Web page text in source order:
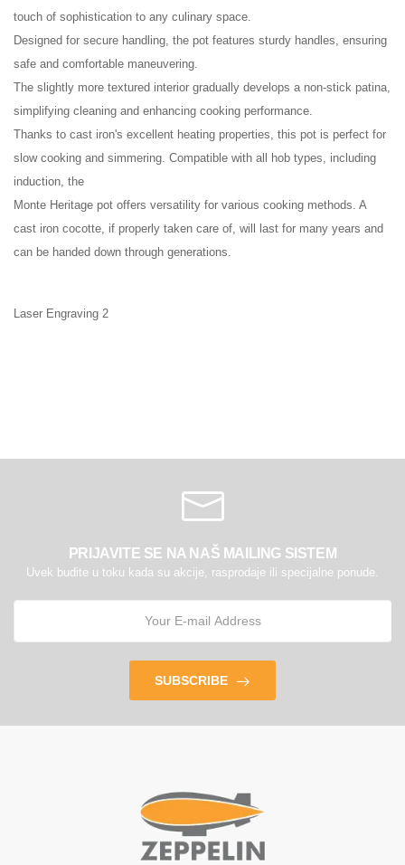
touch of sophistication to any culinary space.
Designed for secure handling, the pot features sturdy handles, ensuring
safe and comfortable maneuvering.
The slightly more textured interior gradually develops a non-stick patina,
simplifying cleaning and enhancing cooking performance.
Thanks to cast iron's excellent heating properties, this pot is perfect for
slow cooking and simmering. Compatible with all hob types, including
induction, the
Monte Heritage pot offers versatility for various cooking methods. A
cast iron cocotte, if properly taken care of, will last for many years and
can be handed down through generations.
Laser Engraving 2
PRIJAVITE SE NA NAŠ MAILING SISTEM
Uvek budite u toku kada su akcije, rasprodaje ili specijalne ponude.
SUBSCRIBE